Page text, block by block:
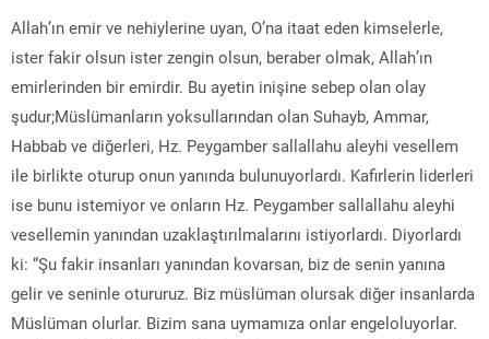
Allah’ın emir ve nehiylerine uyan, O’na itaat eden kimselerle,
ister fakir olsun ister zengin olsun, beraber olmak, Allah’ın
emirlerinden bir emirdir. Bu ayetin inişine sebep olan olay
şudur;Müslümanların yoksullarından olan Suhayb, Ammar,
Habbab ve diğerleri, Hz. Peygamber sallallahu aleyhi vesellem
ile birlikte oturup onun yanında bulunuyorlardı. Kafirlerin liderleri
ise bunu istemiyor ve onların Hz. Peygamber sallallahu aleyhi
vesellemin yanından uzaklaştırılmalarını istiyorlardı. Diyorlardı
ki: “Şu fakir insanları yanından kovarsan, biz de senin yanına
gelir ve seninle otururuz. Biz müslüman olursak diğer insanlarda
Müslüman olurlar. Bizim sana uymamıza onlar engeloluyorlar.